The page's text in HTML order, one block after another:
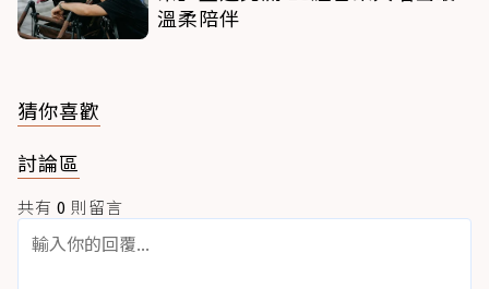
溫柔陪伴
猜你喜歡
討論區
共有 0 則留言